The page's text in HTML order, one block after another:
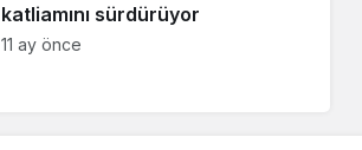
katliamını sürdürüyor
11 ay önce